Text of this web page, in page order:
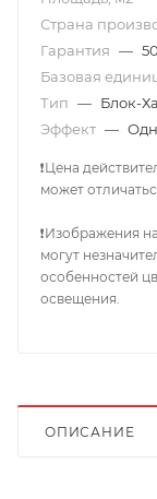
Страна
Гарантия —
Базовая
Тип — Блок-
Эффект —
❗Цена
может
❗Изображения
могут
особенностей
освещения.
ОПИСАНИЕ